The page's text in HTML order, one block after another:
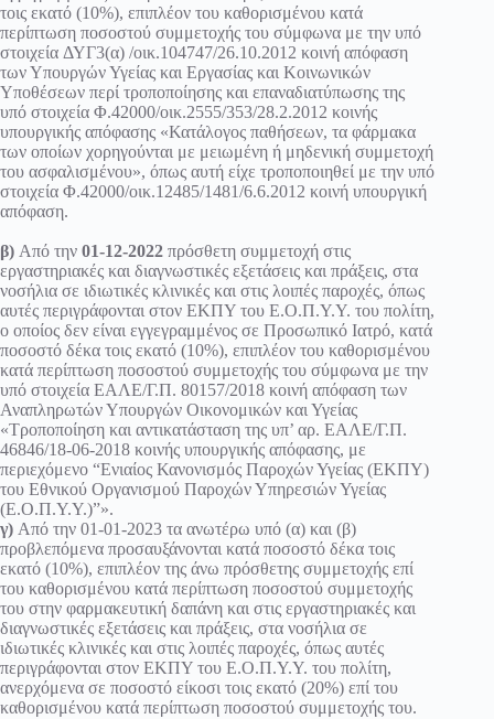
τοις εκατό (10%), επιπλέον του καθορισμένου κατά
περίπτωση ποσοστού συμμετοχής του σύμφωνα με την υπό
στοιχεία ΔΥΓ3(α) /οικ.104747/26.10.2012 κοινή απόφαση
των Υπουργών Υγείας και Εργασίας και Κοινωνικών
Υποθέσεων περί τροποποίησης και επαναδιατύπωσης της
υπό στοιχεία Φ.42000/οικ.2555/353/28.2.2012 κοινής
υπουργικής απόφασης «Κατάλογος παθήσεων, τα φάρμακα
των οποίων χορηγούνται με μειωμένη ή μηδενική συμμετοχή
του ασφαλισμένου», όπως αυτή είχε τροποποιηθεί με την υπό
στοιχεία Φ.42000/οικ.12485/1481/6.6.2012 κοινή υπουργική
απόφαση.
β) Από την 01-12-2022 πρόσθετη συμμετοχή στις
εργαστηριακές και διαγνωστικές εξετάσεις και πράξεις, στα
νοσήλια σε ιδιωτικές κλινικές και στις λοιπές παροχές, όπως
αυτές περιγράφονται στον ΕΚΠΥ του Ε.Ο.Π.Υ.Υ. του πολίτη,
ο οποίος δεν είναι εγγεγραμμένος σε Προσωπικό Ιατρό, κατά
ποσοστό δέκα τοις εκατό (10%), επιπλέον του καθορισμένου
κατά περίπτωση ποσοστού συμμετοχής του σύμφωνα με την
υπό στοιχεία ΕΑΛΕ/Γ.Π. 80157/2018 κοινή απόφαση των
Αναπληρωτών Υπουργών Οικονομικών και Υγείας
«Τροποποίηση και αντικατάσταση της υπ’ αρ. ΕΑΛΕ/Γ.Π.
46846/18-06-2018 κοινής υπουργικής απόφασης, με
περιεχόμενο “Ενιαίος Κανονισμός Παροχών Υγείας (ΕΚΠΥ)
του Εθνικού Οργανισμού Παροχών Υπηρεσιών Υγείας
(Ε.Ο.Π.Υ.Υ.)”».
γ) Από την 01-01-2023 τα ανωτέρω υπό (α) και (β)
προβλεπόμενα προσαυξάνονται κατά ποσοστό δέκα τοις
εκατό (10%), επιπλέον της άνω πρόσθετης συμμετοχής επί
του καθορισμένου κατά περίπτωση ποσοστού συμμετοχής
του στην φαρμακευτική δαπάνη και στις εργαστηριακές και
διαγνωστικές εξετάσεις και πράξεις, στα νοσήλια σε
ιδιωτικές κλινικές και στις λοιπές παροχές, όπως αυτές
περιγράφονται στον ΕΚΠΥ του Ε.Ο.Π.Υ.Υ. του πολίτη,
ανερχόμενα σε ποσοστό είκοσι τοις εκατό (20%) επί του
καθορισμένου κατά περίπτωση ποσοστού συμμετοχής του.